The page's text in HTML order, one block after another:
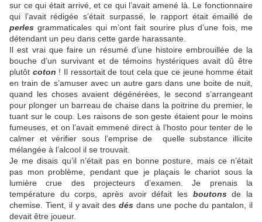
sur ce qui était arrivé, et ce qui l’avait amené là. Le fonctionnaire
qui l’avait rédigée s’était surpassé, le rapport était émaillé de
perles grammaticales qui m’ont fait sourire plus d’une fois, me
détendant un peu dans cette garde harassante.
Il est vrai que faire un résumé d’une histoire embrouillée de la
bouche d’un survivant et de témoins hystériques avait dû être
plutôt coton ! Il ressortait de tout cela que ce jeune homme était
en train de s’amuser avec un autre gars dans une boite de nuit,
quand les choses avaient dégénérées, le second s’arrangeant
pour plonger un barreau de chaise dans la poitrine du premier, le
tuant sur le coup. Les raisons de son geste étaient pour le moins
fumeuses, et on l’avait emmené direct à l’hosto pour tenter de le
calmer et vérifier sous l’emprise de
quelle substance illicite
mélangée à l’alcool il se trouvait.
Je me disais qu’il n’était pas en bonne posture, mais ce n’était
pas mon problème, pendant que je plaçais le chariot sous la
lumière crue des projecteurs d’examen. Je prenais la
température du corps, après avoir défait les boutonsde la
chemise. Tient, il y avait des dés dans une poche du pantalon, il
devait être joueur.